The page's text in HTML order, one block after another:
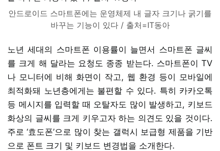
안드로이드 스마트폰에는 운영체제 내 글자 크기나 굵기를
바꾸는 기능이 있다 / 출처=IT동아
노년 세대의 스마트폰 이용률이 늘면서 스마트폰 글씨
를 크게 해 달라는 요청도 종종 받는다. 스마트폰이 TV
나 모니터에 비해 화면이 작고, 웹 환경 등이 모바일에
최적화돼 노년층에게는 불편할 수 있다. 특히 카카오톡
등 메시지를 입력할 때 오탈자도 많이 발생하고, 키보드
화상의 글씨를 크게 키우고자 하는 의견도 있을 것이다.
주로 ‘효도폰’으로 많이 찾는 갤럭시 보급형 제품을 기반
으로 폰트 크기 및 키보드 변경법을 소개한다.